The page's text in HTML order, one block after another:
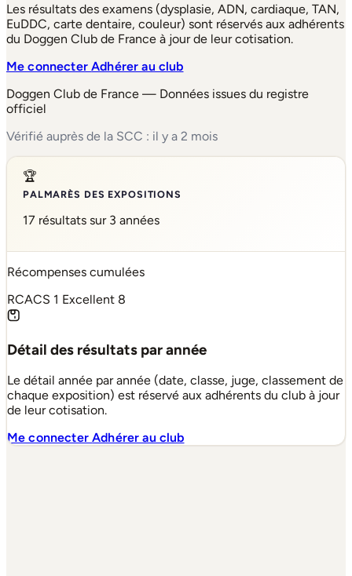
Les résultats des examens (dysplasie, ADN, cardiaque, TAN,
EuDDC, carte dentaire, couleur) sont réservés aux adhérents
du Doggen Club de France à jour de leur cotisation.
Me connecterAdhérer au club
Doggen Club de France — Données issues du registre
officiel
Vérifié auprès de la SCC : il y a 2 mois
🏆
PALMARÈS DES EXPOSITIONS
17 résultats sur 3 années
Récompenses cumulées
RCACS 1 Excellent 8
Détail des résultats par année
Le détail année par année (date, classe, juge, classement de
chaque exposition) est réservé aux adhérents du club à jour
de leur cotisation.
Me connecterAdhérer au club